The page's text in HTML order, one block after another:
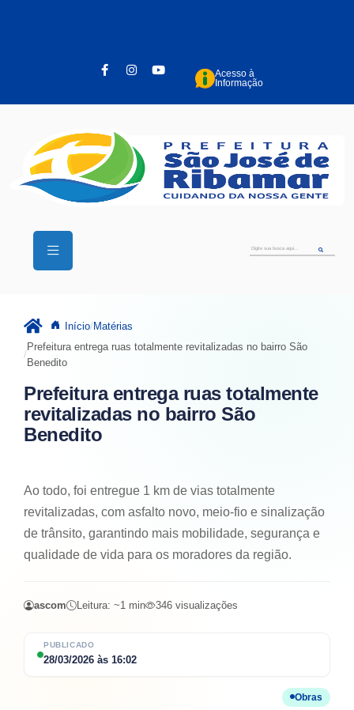
Acesso à
Informação
Início Matérias
Prefeitura entrega ruas totalmente revitalizadas no bairro São
Benedito
Prefeitura entrega ruas totalmente
revitalizadas no bairro São
Benedito
PUBLICADO
28/03/2026 às 16:02
Obras
Ao todo, foi entregue 1 km de vias totalmente
revitalizadas, com asfalto novo, meio-fio e sinalização
de trânsito, garantindo mais mobilidade, segurança e
qualidade de vida para os moradores da região.
ascom Leitura: ~1 min 346 visualizações